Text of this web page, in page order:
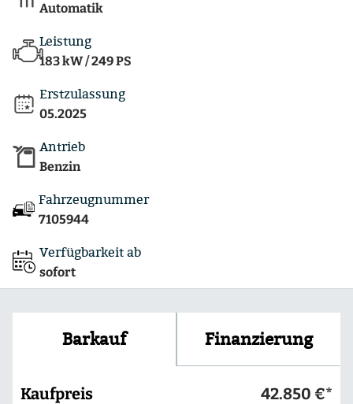
Automatik
Leistung
183 kW / 249 PS
Erstzulassung
05.2025
Antrieb
Benzin
Fahrzeugnummer
7105944
Verfügbarkeit ab
sofort
Barkauf Finanzierung
Kaufpreis 42.850 €*